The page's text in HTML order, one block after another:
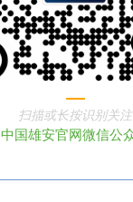
扫描或长按识别关注
中国雄安官网微信公